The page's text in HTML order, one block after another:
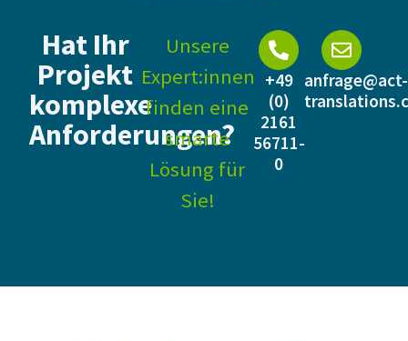
Hat Ihr
Projekt
komplexe
Anforderungen?
Unsere
Expert:innen
finden eine
smarte
Lösung für
Sie!
+49
(0)
2161
56711-
0
anfrage@act-